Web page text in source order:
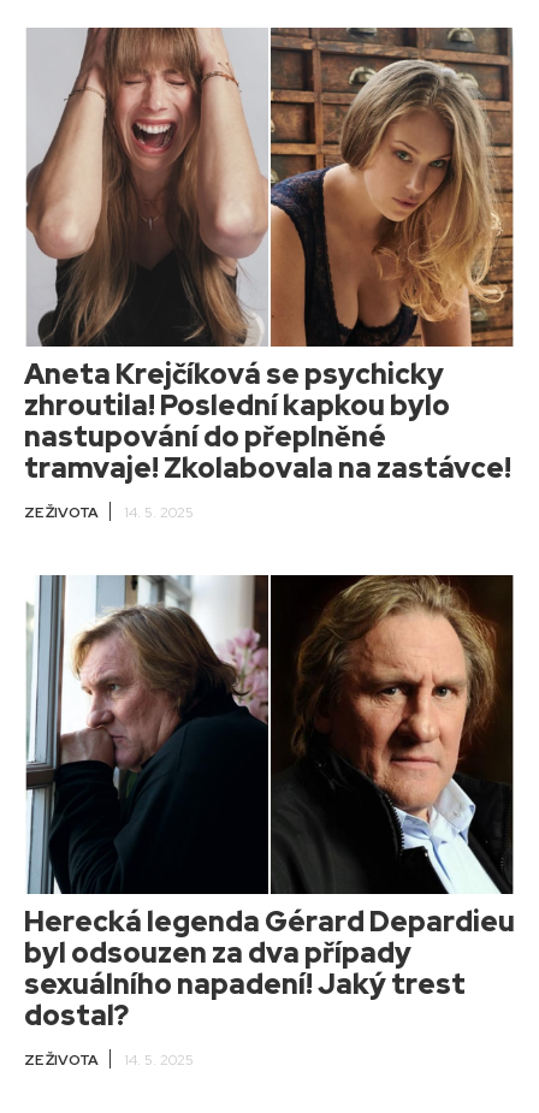
Aneta Krejčíková se psychicky
zhroutila! Poslední kapkou bylo
nastupování do přeplněné
tramvaje! Zkolabovala na zastávce!
ZE ŽIVOTA 14. 5. 2025
Herecká legenda Gérard Depardieu
byl odsouzen za dva případy
sexuálního napadení! Jaký trest
dostal?
ZE ŽIVOTA 14. 5. 2025